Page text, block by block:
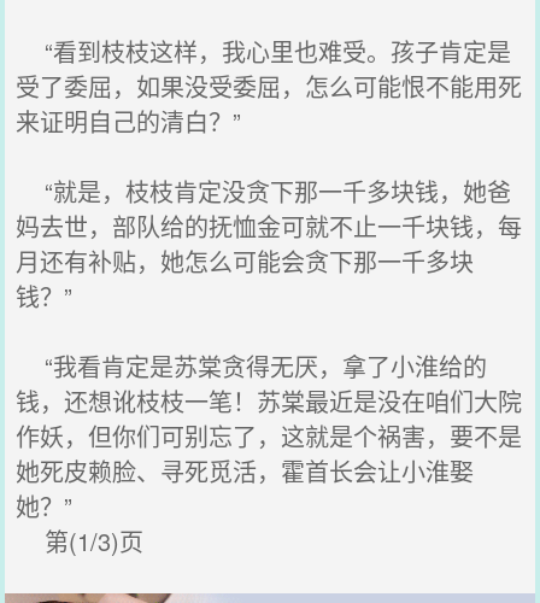
“看到枝枝这样，我心里也难受。孩子肯定是
受了委屈，如果没受委屈，怎么可能恨不能用死
来证明自己的清白？”
“就是，枝枝肯定没贪下那一千多块钱，她爸
妈去世，部队给的抚恤金可就不止一千块钱，每
月还有补贴，她怎么可能会贪下那一千多块
钱？”
“我看肯定是苏棠贪得无厌，拿了小淮给的
钱，还想讹枝枝一笔！苏棠最近是没在咱们大院
作妖，但你们可别忘了，这就是个祸害，要不是
她死皮赖脸、寻死觅活，霍首长会让小淮娶
她？”
第(1/3)页